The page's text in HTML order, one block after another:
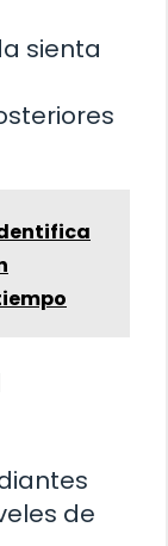
sienta
de